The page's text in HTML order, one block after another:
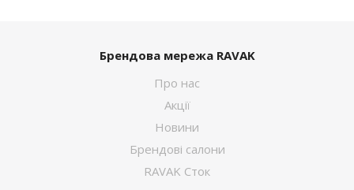
Брендова мережа RAVAK
Про нас
Акції
Новини
Брендові салони
RAVAK Сток